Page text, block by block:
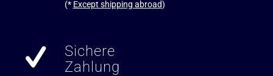
(* Except shipping abroad)
Sichere
Zahlung